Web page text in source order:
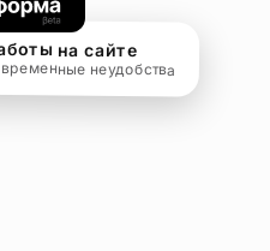
на сайте
неудобства